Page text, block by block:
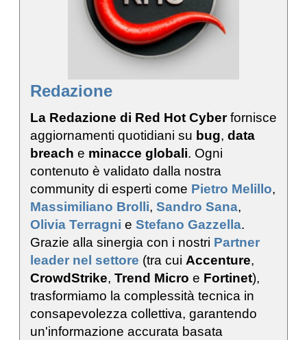
Redazione
La Redazione di Red Hot Cyberfornisce
aggiornamenti quotidiani su bug, data
breach e minacce globali. Ogni
contenuto è validato dalla nostra
community di esperti come Pietro Melillo,
Massimiliano Brolli, Sandro Sana,
Olivia Terragni e Stefano Gazzella.
Grazie alla sinergia con i nostri Partner
leader nel settore (tra cui Accenture,
CrowdStrike, Trend Micro e Fortinet),
trasformiamo la complessità tecnica in
consapevolezza collettiva, garantendo
un'informazione accurata basata